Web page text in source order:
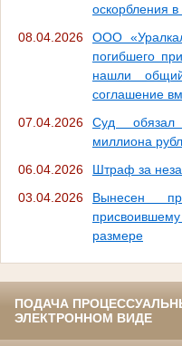
оскорбления
08.04.2026
ООО
погибшего
нашли
соглашение
07.04.2026
Суд обязал
миллиона
06.04.2026
Штраф за
03.04.2026
Вынесен
размере
ПОДАЧА
ЭЛЕКТРОННОМ ВИДЕ